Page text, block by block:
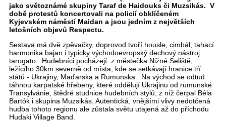
jako světoznámé skupiny Taraf de Haidouks či Muzsikás. V
době protestů koncertovali na policií obklíčeném
Kyjevském náměstí Maidan a jsou jedním z největších
letošních objevů Respectu.
Sestava má dvě zpěvačky, doprovod tvoří housle, cimbál, tahací
harmonika bajan i typicky východoevropský dechový nástroj
tarogato. Hudebníci pocházejí z městečka Nižné Seliště,
ležícího 30km severně od místa, kde se setkávají hranice tří
států - Ukrajiny, Maďarska a Rumunska. Na východ se odtud
táhnou karpatské hřebeny, které oddělují Ukrajinu od rumunské
Transylvánie, štědré studnice hudebních stylů, z níž čerpal Béla
Bartók i skupina Muzsikás. Autentická, vnějšími vlivy nedotčená
hudba tohoto regionu ale zůstala světu utajená až do příchodu
Hudaki Village Band.